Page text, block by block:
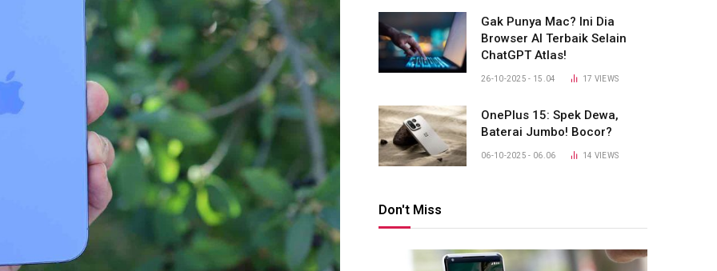
Gak Punya Mac? Ini Dia
Browser AI Terbaik Selain
ChatGPT Atlas!
26-10-2025 - 15.04 17 VIEWS
OnePlus 15: Spek Dewa,
Baterai Jumbo! Bocor?
06-10-2025 - 06.06 14 VIEWS
Don't Miss